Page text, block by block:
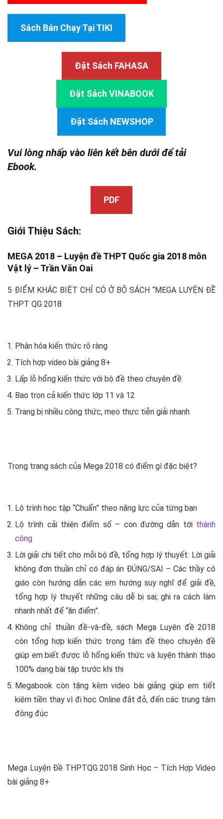
Sách Bán Chạy Tại TIKI
Đặt Sách FAHASA
Đặt Sách VINABOOK
Đặt Sách NEWSHOP
Vui lòng nhấp vào liên kết bên dưới để tải
Ebook.
PDF
Giới Thiệu Sách:
MEGA 2018 – Luyện đề THPT Quốc gia 2018 môn
Vật lý – Trần Văn Oai
5 ĐIỂM KHÁC BIỆT CHỈ CÓ Ở BỘ SÁCH “MEGA LUYỆN ĐỀ
THPT QG 2018
Phân hóa kiến thức rõ ràng
Tích hợp video bài giảng 8+
Lấp lỗ hổng kiến thức với bộ đề theo chuyên đề
Bao trọn cả kiến thức lớp 11 và 12
Trang bị nhiều công thức, mẹo thực tiễn giải nhanh
Trong trang sách của Mega 2018 có điểm gì đặc biệt?
Lộ trình học tập “Chuẩn” theo năng lực của từng bạn
Lộ trình cải thiện điểm số – con đường dẫn tới thành
công
Lời giải chi tiết cho mỗi bộ đề, tổng hợp lý thuyết: Lời giải
không đơn thuần chỉ có đáp án ĐÚNG/SAI – Các thầy cô
giáo còn hướng dẫn các em hướng suy nghĩ để giải đề,
tổng hợp lý thuyết những câu dễ bị sai; ghi ra cách làm
nhanh nhất để “ăn điểm”.
Không chỉ thuần đề-và-đề, sách Mega Luyện đề 2018
còn tổng hợp kiến thức trọng tâm đề theo chuyên đề
giúp em biết được lỗ hổng kiến thức và luyện thành thạo
100% dạng bài tập trước khi thi
Megabook còn tặng kèm video bài giảng giúp em tiết
kiệm tiền thay vì đi học Online đắt đỏ, đến các trung tâm
đông đúc
Mega Luyện Đề THPTQG 2018 Sinh Học – Tích Hợp Video
bài giảng 8+